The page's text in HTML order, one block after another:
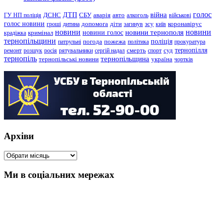
ГУ НП поліція ДСНС ДТП СБУ аварія авто алкоголь війна військові голос
голос новини гроші дитина допомога діти загинув зсу київ коронавірус
крадіжка кримінал новини новини голос новини тернополя новини
тернопільщини патрульні погода пожежа політика поліція прокуратура
ремонт розшук росія рятувальники сергій надал смерть спорт суд тернопілля
тернопіль тернопільські новини тернопільщина україна чортків
Архіви
Архіви
Ми в соціальних мережах